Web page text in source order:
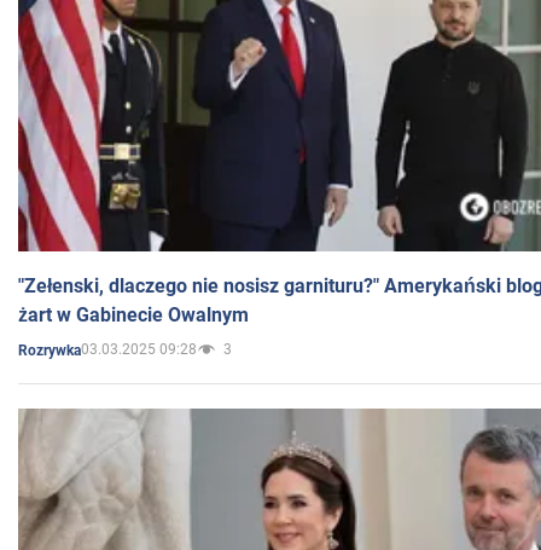
"Zełenski, dlaczego nie nosisz garnituru?" Amerykański
żart w Gabinecie Owalnym
Rozrywka03.03.2025 09:28 3